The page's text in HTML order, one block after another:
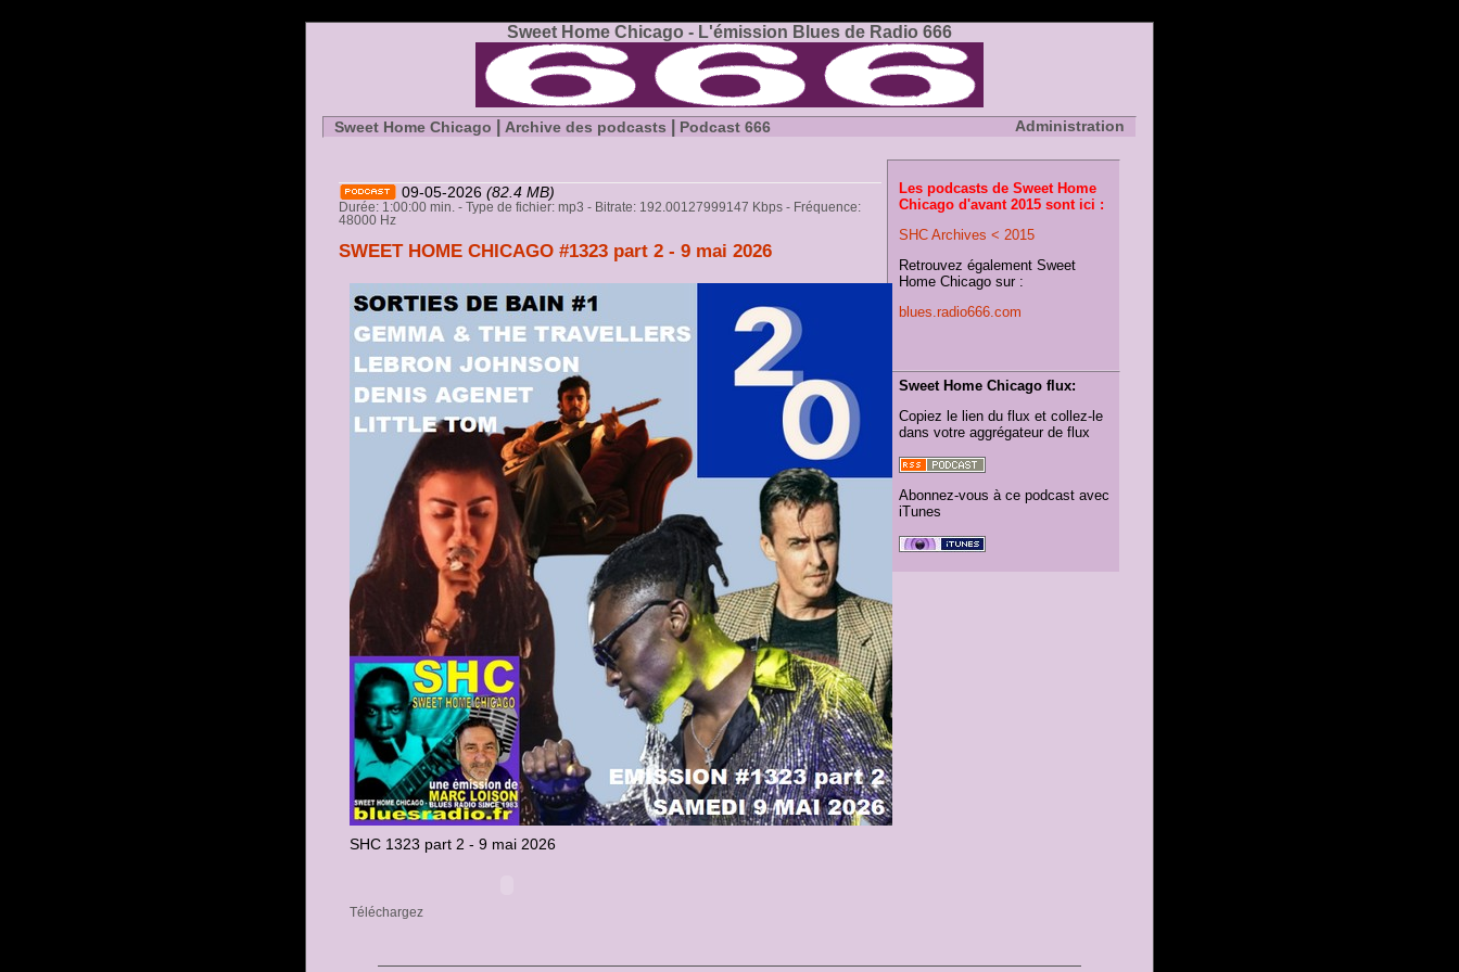
Sweet Home Chicago - L'émission Blues de Radio 666
Administration
Sweet Home Chicago Archive des podcasts Podcast 666
Les podcasts de Sweet Home
Chicago d'avant 2015 sont ici :
SHC Archives < 2015
Retrouvez également Sweet
Home Chicago sur :
blues.radio666.com
Sweet Home Chicago flux:
Copiez le lien du flux et collez-le
dans votre aggrégateur de flux
Abonnez-vous à ce podcast avec
iTunes
09-05-2026 (82.4 MB)
Durée: 1:00:00 min. - Type de fichier: mp3 - Bitrate: 192.00127999147 Kbps - Fréquence:
48000 Hz
SWEET HOME CHICAGO #1323 part 2 - 9 mai 2026
SHC 1323 part 2 - 9 mai 2026
Téléchargez